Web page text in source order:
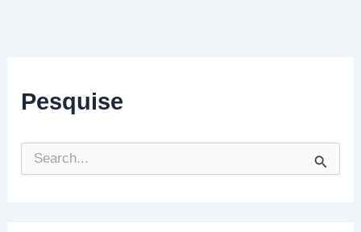
Pesquise
e